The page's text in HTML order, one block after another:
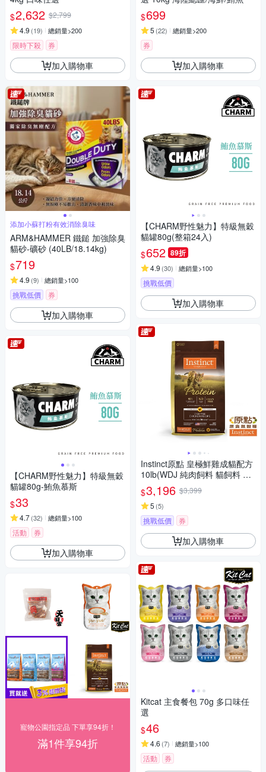
$2,632 $2,799
4.9 (19) 總銷量>200
限時下殺 券
加入購物車
添加小蘇打粉有效消除臭味
ARM&HAMMER 鐵鎚 加強除臭
貓砂-礦砂 (40LB/18.14kg)
$719
4.9 (9) 總銷量>100
挑戰低價 券
加入購物車
【CHARM野性魅力】特級無穀
貓罐80g-鮪魚慕斯
$33
4.7(32) 總銷量>100
活動 券
加入購物車
寵物公園指定品 下單享94折！
滿1件享94折
$699
5 (22) 總銷量>200
券
加入購物車
【CHARM野性魅力】特級無穀
貓罐80g(整箱24入)
$652 89折
4.9 (30) 總銷量>100
挑戰低價
加入購物車
Instinct原點 皇極鮮雞成貓配方
10lb(WDJ 純肉飼料 貓飼料 無
穀飼料 肉含量95%)
$3,196 $3,399
5 (5)
挑戰低價 券
加入購物車
Kitcat 主食餐包 70g 多口味任
選
$46
4.6 (7) 總銷量>100
活動 券